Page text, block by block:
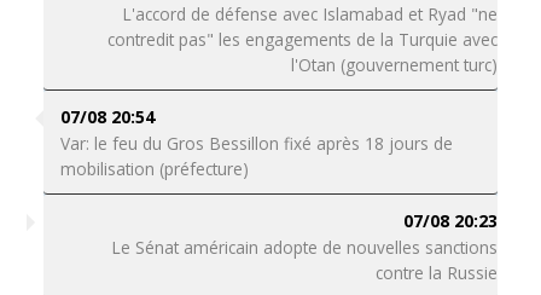
L'accord de défense avec Islamabad et Ryad "ne
contredit pas" les engagements de la Turquie avec
l'Otan (gouvernement turc)
07/08 20:54
Var: le feu du Gros Bessillon fixé après 18 jours de
mobilisation (préfecture)
07/08 20:23
Le Sénat américain adopte de nouvelles sanctions
contre la Russie